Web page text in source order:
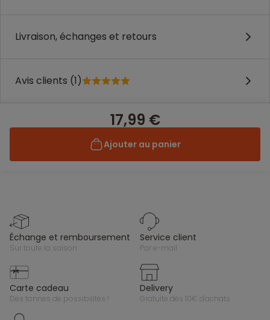
Livraison, échanges et retours
Avis clients (1)
17,99 €
Ajouter au panier
échange et remboursement
sur toute la saison
service client
par e-mail
carte cadeau
des tonnes de possibilités !
delivery
gratuite dès 10€ d'achats